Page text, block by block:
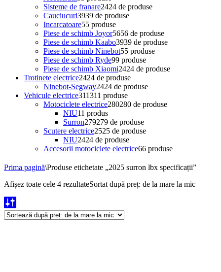
Sisteme de franare2424 de produse
Cauciucuri3939 de produse
Incarcatoare55 produse
Piese de schimb Joyor5656 de produse
Piese de schimb Kaabo3939 de produse
Piese de schimb Ninebot55 produse
Piese de schimb Ryde99 produse
Piese de schimb Xiaomi2424 de produse
Trotinete electrice2424 de produse
Ninebot-Segway2424 de produse
Vehicule electrice311311 produse
Motociclete electrice280280 de produse
NIU11 produs
Surron279279 de produse
Scutere electrice2525 de produse
NIU2424 de produse
Accesorii motociclete electrice66 produse
Prima pagină\Produse etichetate „2025 surron lbx specificații”
Afișez toate cele 4 rezultateSortat după preț: de la mare la mic